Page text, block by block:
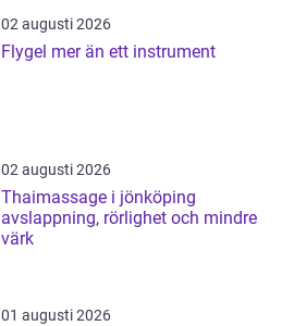
02 augusti 2026
Flygel mer än ett instrument
02 augusti 2026
Thaimassage i jönköping
avslappning, rörlighet och mindre
värk
01 augusti 2026